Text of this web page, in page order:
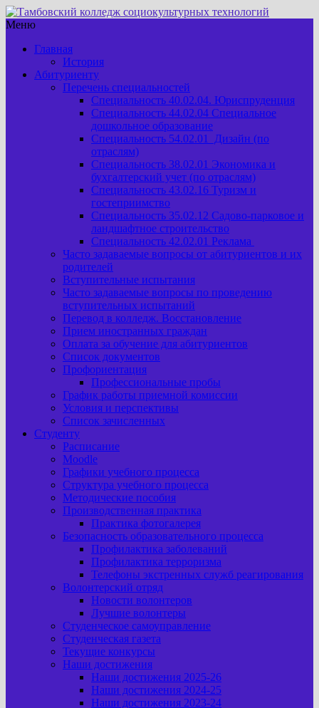
Меню
Главная
История
Абитуриенту
Перечень специальностей
Специальность 40.02.04. Юриспруденция
Специальность 44.02.04 Специальное
дошкольное образование
Специальность 54.02.01 Дизайн (по
отраслям)
Специальность 38.02.01 Экономика и
бухгалтерский учет (по отраслям)
Специальность 43.02.16 Туризм и
гостеприимство
Специальность 35.02.12 Садово-парковое и
ландшафтное строительство
Специальность 42.02.01 Реклама
Часто задаваемые вопросы от абитуриентов и их
родителей
Вступительные испытания
Часто задаваемые вопросы по проведению
вступительных испытаний
Перевод в колледж. Восстановление
Прием иностранных граждан
Оплата за обучение для абитуриентов
Список документов
Профориентация
Профессиональные пробы
График работы приемной комиссии
Условия и перспективы
Список зачисленных
Студенту
Расписание
Moodle
Графики учебного процесса
Структура учебного процесса
Методические пособия
Производственная практика
Практика фотогалерея
Безопасность образовательного процесса
Профилактика заболеваний
Профилактика терроризма
Телефоны экстренных служб реагирования
Волонтерский отряд
Новости волонтеров
Лучшие волонтеры
Студенческое самоуправление
Студенческая газета
Текущие конкурсы
Наши достижения
Наши достижения 2025-26
Наши достижения 2024-25
Наши достижения 2023-24